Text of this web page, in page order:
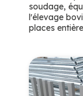
soudage,
l'élevage
places